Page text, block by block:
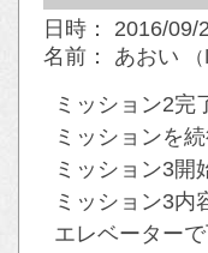
日時： 2016/09/
名前： あおい
ミッション2完
ミッションを
ミッション3開
ミッション3内
エレベーター